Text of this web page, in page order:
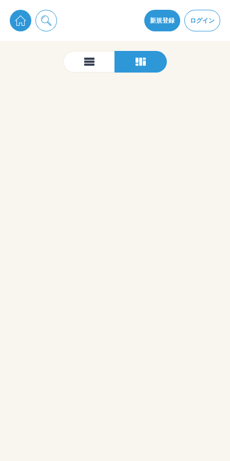
新規登録 ログイン
pixiv Sketchは2024年5月28日付で プライパシーポリシーを改定しました。
通知を受け取るにはここをクリックします
pixiv Sketchアプリでさらに快適に！
アプリをインストール